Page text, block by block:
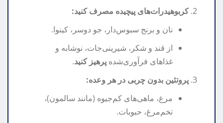
کربوهیدرات‌های پیچیده مصرف کنید:
نان و برنج سبوس‌دار، جو دوسر، کینوا.
از قند و شکر، شیرینی‌جات، نوشابه و
غذاهای فرآوری‌شده پرهیز کنید.
پروتئین بدون چربی در هر وعده:
مرغ، ماهی‌های کم‌جیوه (مانند سالمون)،
تخم‌مرغ، حبوبات.